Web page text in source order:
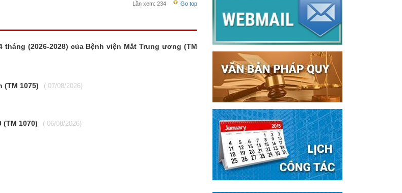
Lần xem: 234 Go top
(2026-2028) của Bệnh viện Mắt Trung ương (TM
1075) ( 07/08/2026)
1070) ( 06/08/2026)